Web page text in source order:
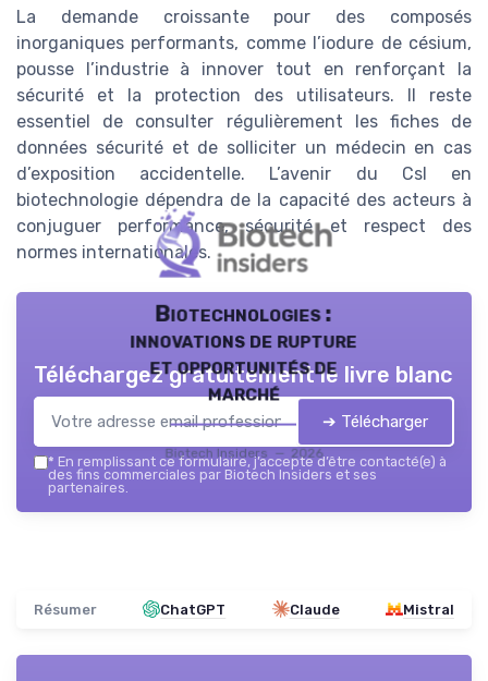
La demande croissante pour des composés
inorganiques performants, comme l’iodure de césium,
pousse l’industrie à innover tout en renforçant la
sécurité et la protection des utilisateurs. Il reste
essentiel de consulter régulièrement les fiches de
données sécurité et de solliciter un médecin en cas
d’exposition accidentelle. L’avenir du CsI en
biotechnologie dépendra de la capacité des acteurs à
conjuguer performance, sécurité et respect des
normes internationales.
Biotechnologies :
innovations de rupture
et opportunités de
marché
Biotech Insiders — 2026
Téléchargez gratuitement le livre blanc
➔ Télécharger
* En remplissant ce formulaire, j’accepte d’être contacté(e) à
des fins commerciales par Biotech Insiders et ses
partenaires.
Résumer ChatGPT Claude Mistral